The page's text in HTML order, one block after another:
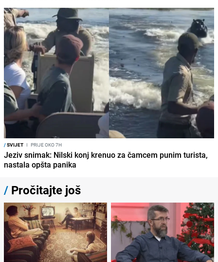
/SVIJET I PRIJE OKO 7H
Jeziv snimak: Nilski konj krenuo za čamcem punim turista,
nastala opšta panika
/ Pročitajte još